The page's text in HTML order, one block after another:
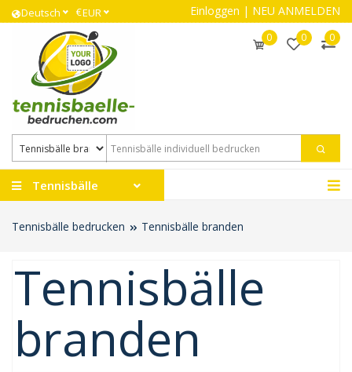
Deutsch €EUR Einloggen | NEU ANMELDEN
0 0 0
Tennisbälle
Tennisbälle bedrucken Tennisbälle branden
Tennisbälle
branden